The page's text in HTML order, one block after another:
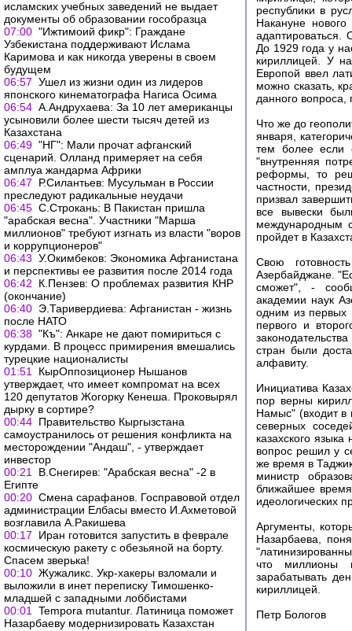
исламских учебных заведений не выдает
документы об образовании гособразца
07:00 "Ижтимоий фикр": Граждане
Узбекистана поддерживают Ислама
Каримова и как никогда уверены в своем
будущем
06:57 Ушел из жизни один из лидеров
японского кинематографа Нагиса Осима
06:54 А.Андрухаева: За 10 лет американцы
усыновили более шести тысяч детей из
Казахстана
06:49 "НГ": Мали прочат афганский
сценарий. Олланд примеряет на себя
амплуа жандарма Африки
06:47
Р.Силантьев: Мусульман в России
преследуют радикальные неудачи
06:45 С.Строкань: В Пакистан пришла
"арабская весна". Участники "Марша
миллионов" требуют изгнать из власти "воров
и коррупционеров"
06:43 У.Окимбеков: Экономика Афганистана
и перспективы ее развития после 2014 года
06:42
К.Пензев: О проблемах развития КНР
(окончание)
06:40 Э.Таривердиева: Афганистан - жизнь
после НАТО
06:38 "Къ": Анкаре не дают помириться с
курдами. В процесс примирения вмешались
турецкие националисты
01:51
КырОппозиционер Нышанов
утверждает, что имеет компромат на всех
120 депутатов Жогорку Кенеша. Проковырял
дырку в сортире?
00:44 Правительство Кыргызстана
самоустранилось от решения конфликта на
месторождении "Андаш", - утверждает
инвестор
00:21
В.Снегирев: "Арабская весна" -2 в
Египте
00:20 Смена сарафанов. Госправовой отдел
администрации Елбасы вместо И.Ахметовой
возглавила А.Ракишева
00:17
Иран готовится запустить в феврале
космическую ракету с обезьяной на борту.
Спасем зверька!
00:10 Жужаликс. Укр-хакеры взломали и
выложили в инет переписку Тимошенко-
младшей с западными лоббистами
00:01
Tempora mutantur. Латиница поможет
Назарбаеву модернизировать Казахстан
республики в
Накануне
адаптироваться.
До 1929 года у
кириллицей. У
Европой ввел
можно сказать,
данного
Что же до
января,
тем более если
"внутренняя
реформы, то
частности,
призвал
все вывески
международным
пройдет в
Свою
Азербайджане.
сможет", -
академии наук
одним из первых
первого и
стран были
алфавиту.
Инициатива
пор верны
Намыс" (входит в
северных
казахского
вопрос решил у
же время в
министр
ближайшее время
идеологических
Аргументы,
Назарбаева,
что миллионы
зарабатывать
кириллицей.
Петр Бологов